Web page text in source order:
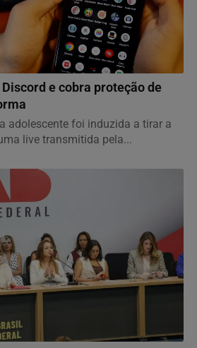
e cobra proteção de
adolescente foi induzida a tirar a
live transmitida pela...